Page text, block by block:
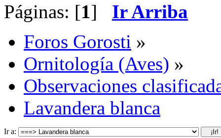
Páginas: [1] Ir Arriba
Foros Gorosti »
Ornitología (Aves) »
Observaciones
Lavandera blanca
Ir a: